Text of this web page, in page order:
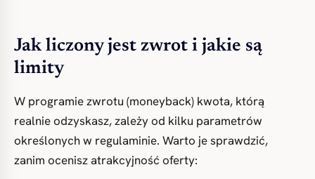
Jak liczony jest zwrot i jakie są
limity
W programie zwrotu (moneyback) kwota, którą
realnie odzyskasz, zależy od kilku parametrów
określonych w regulaminie. Warto je sprawdzić,
zanim ocenisz atrakcyjność oferty: